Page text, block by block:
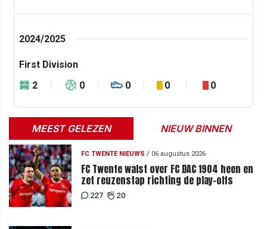
2024/2025
First Division
2
0 0 0 0
MEEST GELEZEN NIEUW BINNEN
FC TWENTE NIEUWS / 06 augustus 2026
FC Twente walst over FC DAC 1904 heen en
zet reuzenstap richting de play-offs
227 20